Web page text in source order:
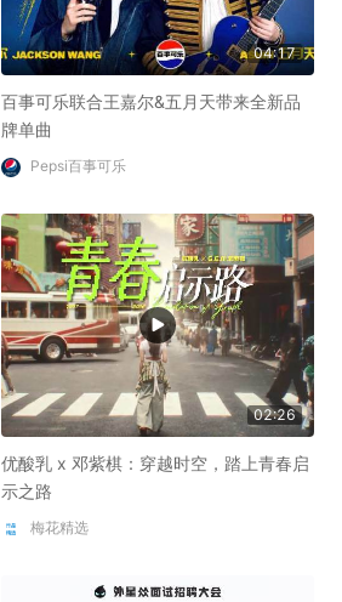
04:17
百事可乐联合王嘉尔&五月天带来全新品
牌单曲
Pepsi百事可乐
02:26
优酸乳 x 邓紫棋：穿越时空，踏上青春启
示之路
梅花精选